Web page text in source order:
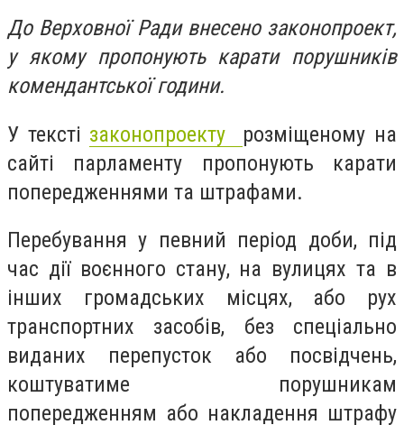
До Верховної Ради внесено законопроект,
у якому пропонують карати порушників
комендантської години.
У тексті законопроекту розміщеному на
сайті парламенту пропонують карати
попередженнями та штрафами.
Перебування у певний період доби, під
час дії воєнного стану, на вулицях та в
інших громадських місцях, або рух
транспортних засобів, без спеціально
виданих перепусток або посвідчень,
коштуватиме порушникам
попередженням або накладення штрафу